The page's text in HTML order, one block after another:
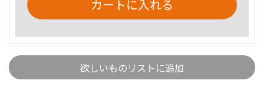
カートに入れる
欲しいものリストに追加